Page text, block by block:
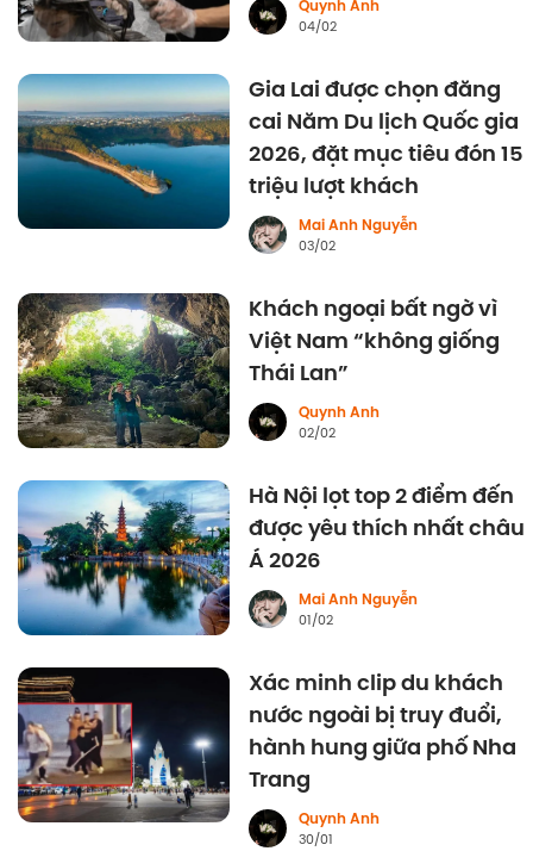
Quynh Anh
04/02
Gia Lai được chọn đăng
cai Năm Du lịch Quốc gia
2026, đặt mục tiêu đón 15
triệu lượt khách
Mai Anh Nguyễn
03/02
Khách ngoại bất ngờ vì
Việt Nam “không giống
Thái Lan”
Quynh Anh
02/02
Hà Nội lọt top 2 điểm đến
được yêu thích nhất châu
Á 2026
Mai Anh Nguyễn
01/02
Xác minh clip du khách
nước ngoài bị truy đuổi,
hành hung giữa phố Nha
Trang
Quynh Anh
30/01